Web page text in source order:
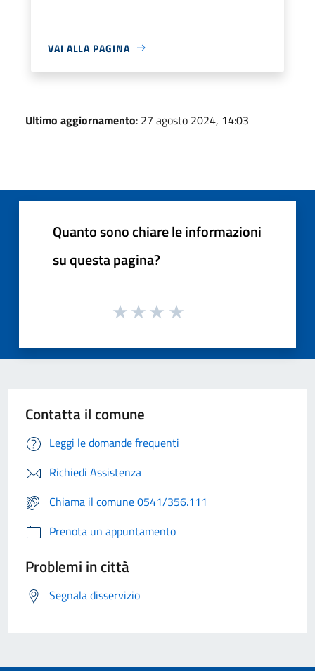
VAI ALLA PAGINA
Ultimo aggiornamento: 27 agosto 2024, 14:03
Quanto sono chiare le informazioni
su questa pagina?
Contatta il comune
Leggi le domande frequenti
Richiedi Assistenza
Chiama il comune 0541/356.111
Prenota un appuntamento
Problemi in città
Segnala disservizio